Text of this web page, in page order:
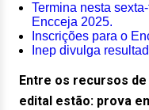
Termina nesta
Encceja 2025.
Inscrições para o
Inep divulga
Entre os recursos
edital estão: prova